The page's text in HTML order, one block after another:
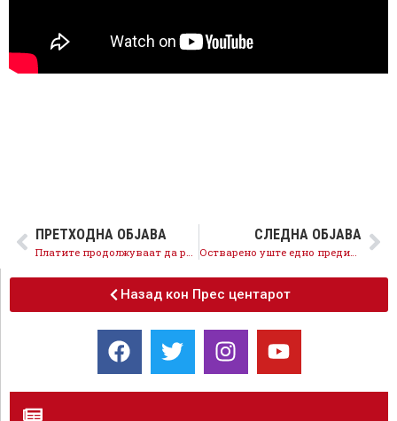
ПРЕТХОДНА ОБЈАВА СЛЕДНА ОБЈАВА
Остварено уште едно предизборно ветување – Чиста вода за населба Балканска
Назад кон Прес центарот